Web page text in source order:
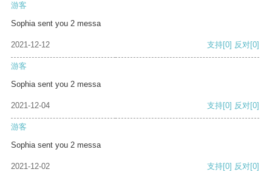
游客
Sophia sent you 2 messa
2021-12-12 支持[0] 反对[0]
游客
Sophia sent you 2 messa
2021-12-04 支持[0] 反对[0]
游客
Sophia sent you 2 messa
2021-12-02 支持[0] 反对[0]